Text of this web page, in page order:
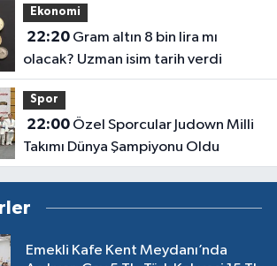
Ekonomi
22:20Gram altın 8 bin lira mı
olacak? Uzman isim tarih verdi
Spor
22:00Özel Sporcular Judown Milli
Takımı Dünya Şampiyonu Oldu
Emekli Kafe Kent Meydanı’nda